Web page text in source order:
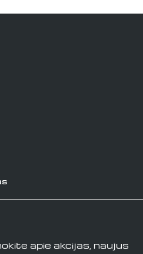
privalomi.
klausimą
apie akcijas, naujus